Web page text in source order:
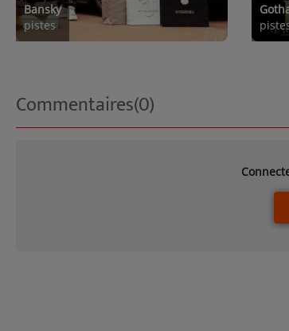
Bansky
pistes
Commentaires(0)